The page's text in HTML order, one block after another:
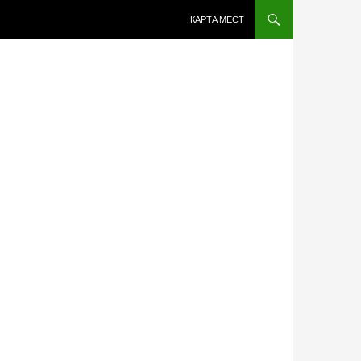
КАРТА МЕСТ